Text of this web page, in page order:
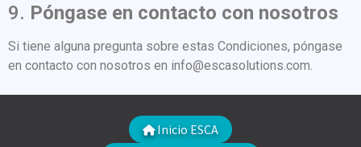
9. Póngase en contacto con nosotros
Si tiene alguna pregunta sobre estas Condiciones, póngase
en contacto con nosotros en info@escasolutions.com.
Inicio ESCA